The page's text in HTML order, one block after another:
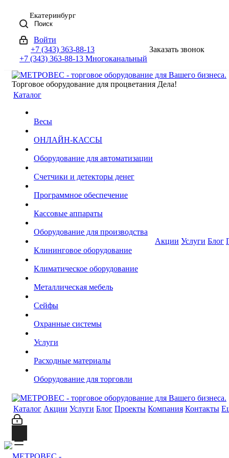
Екатеринбург
Поиск
Войти
+7 (343) 363-88-13
+7 (343) 363-88-13 Многоканальный
Заказать звонок
Торговое оборудование для процветания Дела!
Каталог
Весы
ОНЛАЙН-КАССЫ
Оборудование для автоматизации
Счетчики и детекторы денег
Программное обеспечение
Кассовые аппараты
Оборудование для производства
Клининговое оборудование
Климатическое оборудование
Металлическая мебель
Сейфы
Охранные системы
Услуги
Расходные материалы
Оборудование для торговли
Акции Услуги Блог
Каталог Акции Услуги Блог Проекты Компания Контакты